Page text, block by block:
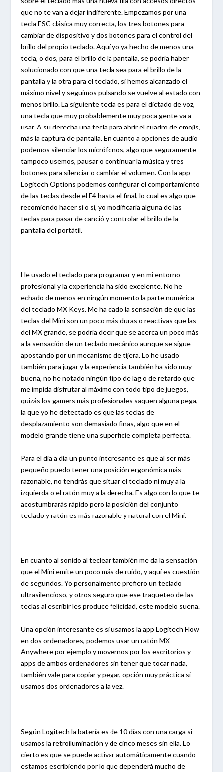
que no te van a dejar indiferente. Empezamos por una
tecla ESC clásica muy correcta, los tres botones para
cambiar de dispositivo y dos botones para el control del
brillo del propio teclado. Aquí yo ya hecho de menos una
tecla, o dos, para el brillo de la pantalla, se podría haber
solucionado con que una tecla sea para el brillo de la
pantalla y la otra para el teclado, si hemos alcanzado el
máximo nivel y seguimos pulsando se vuelve al estado con
menos brillo. La siguiente tecla es para el dictado de voz,
una tecla que muy probablemente muy poca gente va a
usar. A su derecha una tecla para abrir el cuadro de emojis,
más la captura de pantalla. En cuanto a opciones de audio
podemos silenciar los micrófonos, algo que seguramente
tampoco usemos, pausar o continuar la música y tres
botones para silenciar o cambiar el volumen. Con la app
Logitech Options podemos configurar el comportamiento
de las teclas desde el F4 hasta el final, lo cual es algo que
recomiendo hacer si o si, yo modificaría alguna de las
teclas para pasar de canció y controlar el brillo de la
pantalla del portátil.
He usado el teclado para programar y en mi entorno
profesional y la experiencia ha sido excelente. No he
echado de menos en ningún momento la parte numérica
del teclado MX Keys. Me ha dado la sensación de que las
teclas del Mini son un poco más duras o reactivas que las
del MX grande, se podría decir que se acerca un poco más
a la sensación de un teclado mecánico aunque se sigue
apostando por un mecanismo de tijera. Lo he usado
también para jugar y la experiencia también ha sido muy
buena, no he notado ningún tipo de lag o de retardo que
me impida disfrutar al máximo con todo tipo de juegos,
quizás los gamers más profesionales saquen alguna pega,
la que yo he detectado es que las teclas de
desplazamiento son demasiado finas, algo que en el
modelo grande tiene una superficie completa perfecta.
Para el día a día un punto interesante es que al ser más
pequeño puedo tener una posición ergonómica más
razonable, no tendrás que situar el teclado ni muy a la
izquierda o el ratón muy a la derecha. Es algo con lo que te
acostumbrarás rápido pero la posición del conjunto
teclado y ratón es más razonable y natural con el Mini.
En cuanto al sonido al teclear también me da la sensación
que el Mini emite un poco más de ruido, y aquí es cuestión
de segundos. Yo personalmente prefiero un teclado
ultrasilencioso, y otros seguro que ese traqueteo de las
teclas al escribir les produce felicidad, este modelo suena.
Una opción interesante es si usamos la app Logitech Flow
en dos ordenadores, podemos usar un ratón MX
Anywhere por ejemplo y movernos por los escritorios y
apps de ambos ordenadores sin tener que tocar nada,
también vale para copiar y pegar, opción muy práctica si
usamos dos ordenadores a la vez.
Según Logitech la batería es de 10 días con una carga si
usamos la retroiluminación y de cinco meses sin ella. Lo
cierto es que se puede activar automáticamente cuando
estamos escribiendo por lo que dependerá mucho de